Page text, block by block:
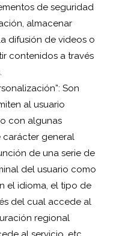
de seguridad
almacenar
difusión de videos o
contenidos a través
Son
al usuario
con algunas
carácter general
de una serie de
del usuario como
el idioma, el tipo de
del cual accede al
regional